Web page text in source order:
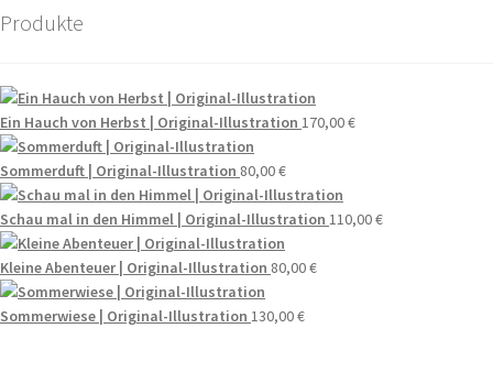
Produkte
Ein Hauch von Herbst | Original-Illustration 170,00€
Sommerduft | Original-Illustration 80,00€
Schau mal in den Himmel | Original-Illustration 110,00€
Kleine Abenteuer | Original-Illustration 80,00€
Sommerwiese | Original-Illustration 130,00€